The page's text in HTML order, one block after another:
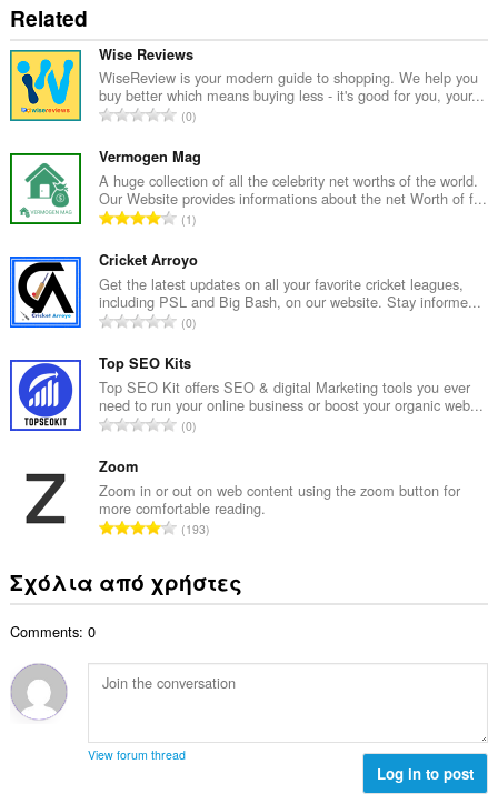
Related
Wise Reviews
WiseReview is your modern guide to shopping. We help you
buy better which means buying less - it's good for you, your...
Σ
ν
ο
λ
ο
α
θ
μ
ο
λ
ο
γ
ή
ω
ν
:
0
Vermogen Mag
A huge collection of all the celebrity net worths of the world.
Our Website provides informations about the net Worth of f...
Σ
ν
ο
λ
ο
α
θ
μ
ο
ο
γ
ή
ε
ω
1
Cricket Arroyo
Get the latest updates on all your favorite cricket leagues,
including PSL and Big Bash, on our website. Stay informe...
Σ
ν
ο
λ
ο
θ
μ
ο
ο
γ
ε
:
0
Top SEO Kits
Top SEO Kit offers SEO & digital Marketing tools you ever
need to run your online business or boost your organic web...
Σ
ο
λ
ο
α
θ
λ
ο
σ
0
Zoom
Zoom in or out on web content using the zoom button for
more comfortable reading.
Σ
ο
β
α
ο
193
Σχόλια από χρήστες
Comments: 0
View forum thread
Log in to post